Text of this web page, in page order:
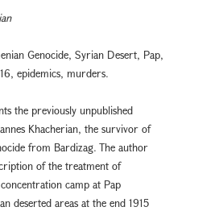
Genocide, Syrian Desert, Pap,
epidemics, murders.
the previously unpublished
Khacherian, the survivor of
from Bardizag. The author
of the treatment of
camp at Pap
deserted areas at the end 1915